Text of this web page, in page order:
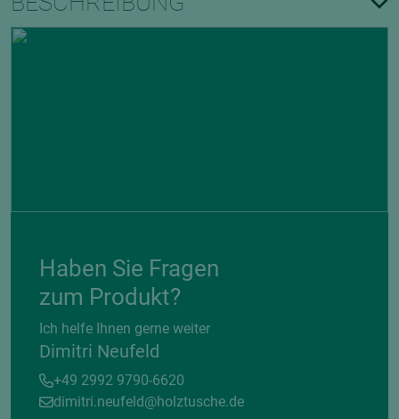
Haben Sie Fragen
zum Produkt?
Ich helfe Ihnen gerne weiter
Dimitri Neufeld
+49 2992 9790-6620
dimitri.neufeld@holztusche.de